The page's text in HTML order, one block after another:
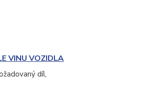
VINU VOZIDLA
díl,